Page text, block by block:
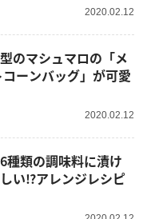
2020.02.12
のマシュマロの「メ
ーンバッグ」が可愛
2020.02.12
種類の調味料に漬け
い⁉アレンジレシピ